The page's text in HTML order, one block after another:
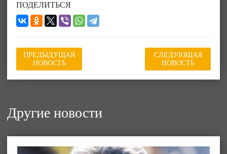
ПОДЕЛИТЬСЯ
ПРЕДЫДУЩАЯ
НОВОСТЬ
СЛЕДУЮЩАЯ
НОВОСТЬ
Другие новости